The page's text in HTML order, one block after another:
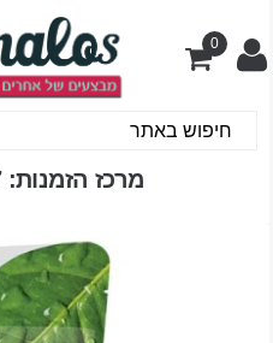
0
מרכז הזמנות: 1700-557-877